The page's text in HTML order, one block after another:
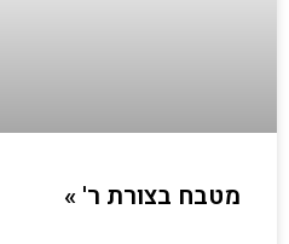
מטבח בצורת ר' »